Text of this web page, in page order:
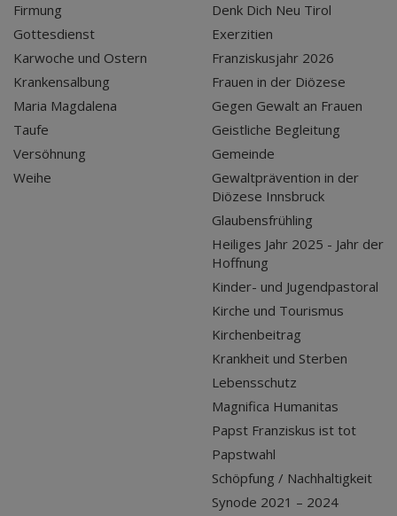
Firmung
Gottesdienst
Karwoche und Ostern
Krankensalbung
Maria Magdalena
Taufe
Versöhnung
Weihe
Denk Dich Neu Tirol
Exerzitien
Franziskusjahr 2026
Frauen in der Diözese
Gegen Gewalt an Frauen
Geistliche Begleitung
Gemeinde
Gewaltprävention in der
Diözese Innsbruck
Glaubensfrühling
Heiliges Jahr 2025 - Jahr der
Hoffnung
Kinder- und Jugendpastoral
Kirche und Tourismus
Kirchenbeitrag
Krankheit und Sterben
Lebensschutz
Magnifica Humanitas
Papst Franziskus ist tot
Papstwahl
Schöpfung / Nachhaltigkeit
Synode 2021 – 2024